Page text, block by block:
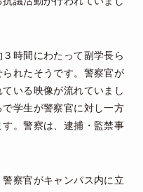
時間にわたって副学長ら
れたそうです。警察官が
いる映像が流れていまし
学生が警察官に対し一方
。警察は、逮捕・監禁事
察官がキャンパス内に立